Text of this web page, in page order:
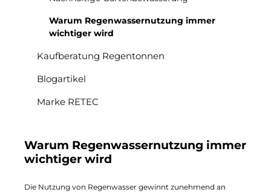
Warum Regenwassernutzung immer
wichtiger wird
Kaufberatung Regentonnen
Blogartikel
Marke RETEC
Warum Regenwassernutzung immer
wichtiger wird
Die Nutzung von Regenwasser gewinnt zunehmend an